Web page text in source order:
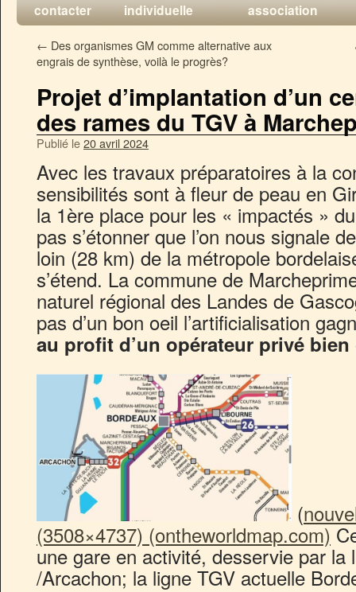
contacter
individuelle
association
← Des organismes GM comme alternative aux
engrais de synthèse, voilà le progrès?
Projet d’implantation d’un
des rames du TGV à
Publié le20 avril 2024
Avec les travaux préparatoires à la
sensibilités sont à fleur de peau en
la 1ère place pour les « impactés »
pas s’étonner que l’on nous signale
loin (28 km) de la métropole
s’étend. La commune de
naturel régional des Landes de
pas d’un bon oeil l’artificialisation
au profit d’un opérateur privé
(
(3508×4737) (ontheworldmap.com)
une gare en activité, desservie par la
/Arcachon; la ligne TGV actuelle